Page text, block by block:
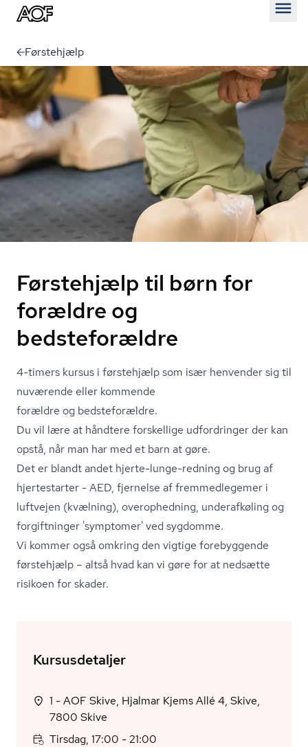
Førstehjælp
Førstehjælp til børn for
forældre og
bedsteforældre
4-timers kursus i førstehjælp som især henvender sig til
nuværende eller kommende
forældre og bedsteforældre.
Du vil lære at håndtere forskellige udfordringer der kan
opstå, når man har med et barn at gøre.
Det er blandt andet hjerte-lunge-redning og brug af
hjertestarter - AED, fjernelse af fremmedlegemer i
luftvejen (kvælning), overophedning, underafkøling og
forgiftninger 'symptomer' ved sygdomme.
Vi kommer også omkring den vigtige forebyggende
førstehjælp – altså hvad kan vi gøre for at nedsætte
risikoen for skader.
Kursusdetaljer
1 - AOF Skive, Hjalmar Kjems Allé 4, Skive,
7800 Skive
Tirsdag, 17:00 - 21:00